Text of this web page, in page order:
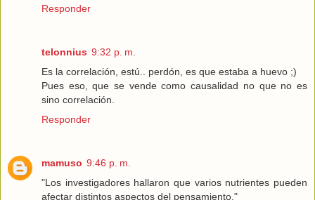
Responder
telonnius 9:32 p. m.
Es la correlación, estú.. perdón, es que estaba a huevo ;)
Pues eso, que se vende como causalidad no que no es
sino correlación.
Responder
mamuso 9:46 p. m.
"Los investigadores hallaron que varios nutrientes pueden
afectar distintos aspectos del pensamiento."